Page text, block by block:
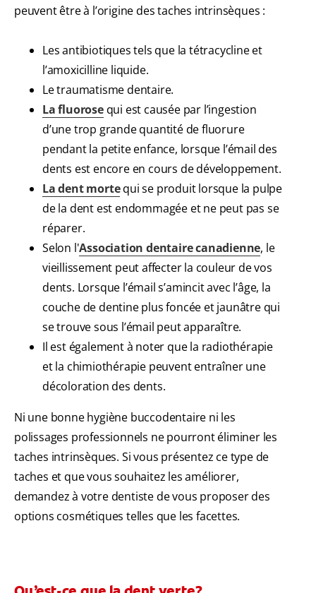
peuvent être à l’origine des taches intrinsèques :
Les antibiotiques tels que la tétracycline et
l’amoxicilline liquide.
Le traumatisme dentaire.
La fluorosequi est causée par l’ingestion
d’une trop grande quantité de fluorure
pendant la petite enfance, lorsque l’émail des
dents est encore en cours de développement.
La dent mortequi se produit lorsque la pulpe
de la dent est endommagée et ne peut pas se
réparer.
Selon l'Association dentaire canadienne, le
vieillissement peut affecter la couleur de vos
dents. Lorsque l’émail s’amincit avec l’âge, la
couche de dentine plus foncée et jaunâtre qui
se trouve sous l’émail peut apparaître.
Il est également à noter que la radiothérapie
et la chimiothérapie peuvent entraîner une
décoloration des dents.
Ni une bonne hygiène buccodentaire ni les
polissages professionnels ne pourront éliminer les
taches intrinsèques. Si vous présentez ce type de
taches et que vous souhaitez les améliorer,
demandez à votre dentiste de vous proposer des
options cosmétiques telles que les facettes.